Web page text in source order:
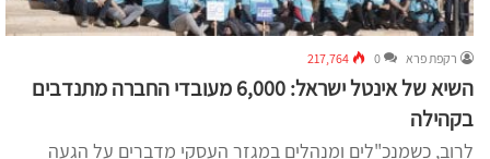
רקפת פרא 0
217,764
השיא של אינטל ישראל: 6,000 מעובדי החברה מתנדבים
בקהילה
לרוב, כשמנכ"לים ומנהלים במגזר העסקי מדברים על הגעה